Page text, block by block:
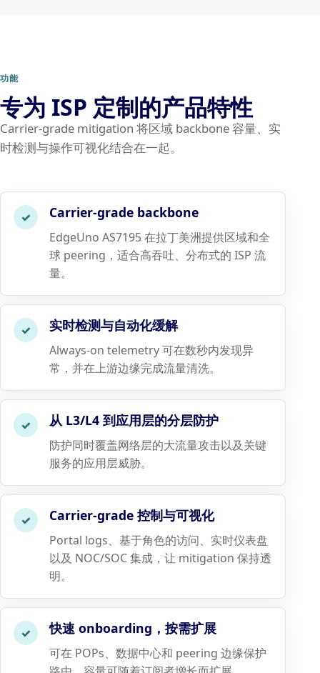
功能
专为 ISP 定制的产品特性
Carrier-grade mitigation 将区域 backbone 容量、实
时检测与操作可视化结合在一起。
✓ Carrier-grade backbone
EdgeUno AS7195 在拉丁美洲提供区域和全
球 peering，适合高吞吐、分布式的 ISP 流
量。
✓ 实时检测与自动化缓解
Always-on telemetry 可在数秒内发现异
常，并在上游边缘完成流量清洗。
✓ 从 L3/L4 到应用层的分层防护
防护同时覆盖网络层的大流量攻击以及关键
服务的应用层威胁。
✓ Carrier-grade 控制与可视化
Portal logs、基于角色的访问、实时仪表盘
以及 NOC/SOC 集成，让 mitigation 保持透
明。
✓ 快速 onboarding，按需扩展
可在 POPs、数据中心和 peering 边缘保护